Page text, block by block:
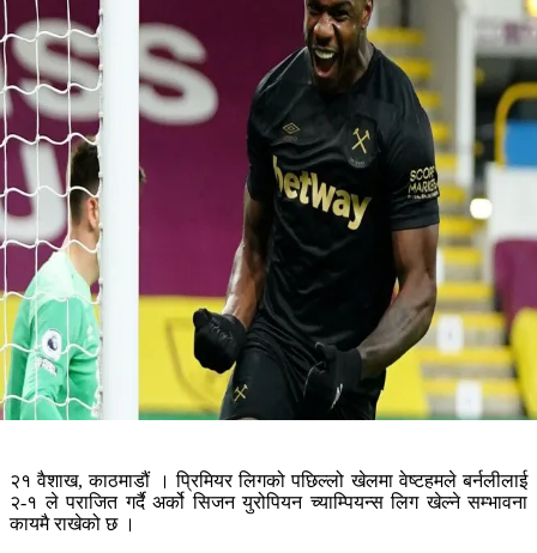
२१ वैशाख, काठमाडौं । प्रिमियर लिगको पछिल्लो खेलमा वेष्टहमले बर्नलीलाई
२-१ ले पराजित गर्दै अर्को सिजन युरोपियन च्याम्पियन्स लिग खेल्ने सम्भावना
कायमै राखेको छ ।